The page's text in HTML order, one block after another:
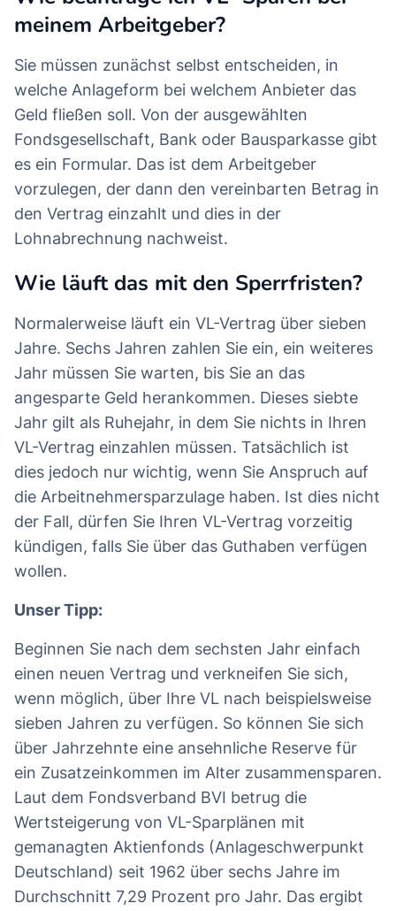
meinem Arbeitgeber?
Sie müssen zunächst selbst entscheiden, in
welche Anlageform bei welchem Anbieter das
Geld fließen soll. Von der ausgewählten
Fondsgesellschaft, Bank oder Bausparkasse gibt
es ein Formular. Das ist dem Arbeitgeber
vorzulegen, der dann den vereinbarten Betrag in
den Vertrag einzahlt und dies in der
Lohnabrechnung nachweist.
Wie läuft das mit den Sperrfristen?
Normalerweise läuft ein VL-Vertrag über sieben
Jahre. Sechs Jahren zahlen Sie ein, ein weiteres
Jahr müssen Sie warten, bis Sie an das
angesparte Geld herankommen. Dieses siebte
Jahr gilt als Ruhejahr, in dem Sie nichts in Ihren
VL-Vertrag einzahlen müssen. Tatsächlich ist
dies jedoch nur wichtig, wenn Sie Anspruch auf
die Arbeitnehmersparzulage haben. Ist dies nicht
der Fall, dürfen Sie Ihren VL-Vertrag vorzeitig
kündigen, falls Sie über das Guthaben verfügen
wollen.
Unser Tipp:
Beginnen Sie nach dem sechsten Jahr einfach
einen neuen Vertrag und verkneifen Sie sich,
wenn möglich, über Ihre VL nach beispielsweise
sieben Jahren zu verfügen. So können Sie sich
über Jahrzehnte eine ansehnliche Reserve für
ein Zusatzeinkommen im Alter zusammensparen.
Laut dem Fondsverband BVI betrug die
Wertsteigerung von VL-Sparplänen mit
gemanagten Aktienfonds (Anlageschwerpunkt
Deutschland) seit 1962 über sechs Jahre im
Durchschnitt 7,29 Prozent pro Jahr. Das ergibt